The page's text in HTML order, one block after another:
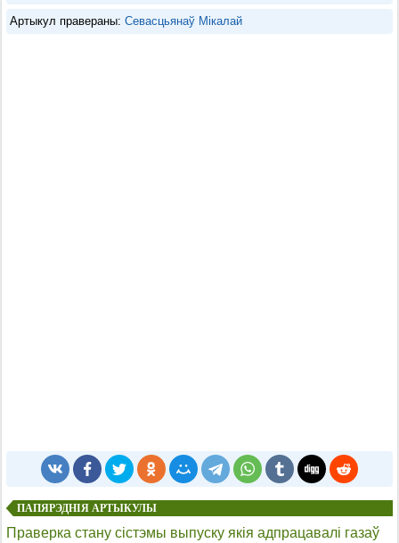
Артыкул правераны: Севасцьянаў Мікалай
ПАПЯРЭДНІЯ АРТЫКУЛЫ
Праверка стану сістэмы выпуску якія адпрацавалі газаў